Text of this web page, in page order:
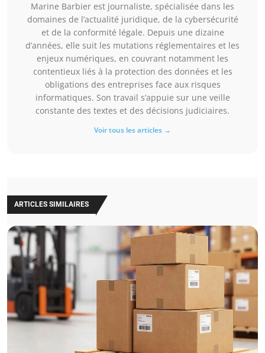
Marine Barbier est journaliste, spécialisée dans les
domaines de l’actualité juridique, de la cybersécurité
et de la conformité légale. Depuis une dizaine
d’années, elle suit les mutations réglementaires et les
enjeux numériques, en couvrant notamment les
contentieux liés à la protection des données et les
obligations des entreprises face aux risques
informatiques. Son travail s’appuie sur une veille
constante des textes et des décisions judiciaires.
Voir tous les articles →
ARTICLES SIMILAIRES